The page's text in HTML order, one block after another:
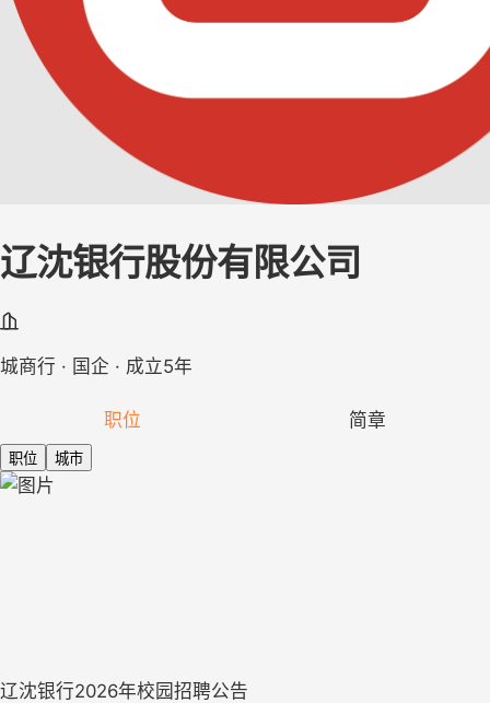
辽沈银行股份有限公司
城商行 · 国企 · 成立5年
职位 简章
职位 城市
辽沈银行2026年校园招聘公告